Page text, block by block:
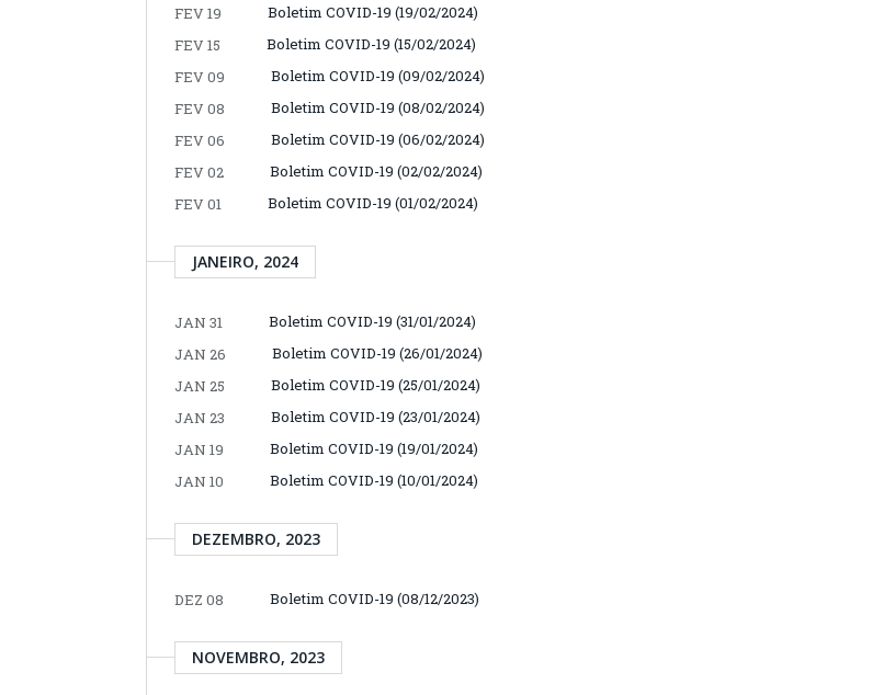
FEV 19
Boletim COVID-19 (19/02/2024)
FEV 15
Boletim COVID-19 (15/02/2024)
FEV 09
Boletim COVID-19 (09/02/2024)
FEV 08
Boletim COVID-19 (08/02/2024)
FEV 06
Boletim COVID-19 (06/02/2024)
FEV 02
Boletim COVID-19 (02/02/2024)
FEV 01
Boletim COVID-19 (01/02/2024)
JANEIRO, 2024
JAN 31
Boletim COVID-19 (31/01/2024)
JAN 26
Boletim COVID-19 (26/01/2024)
JAN 25
Boletim COVID-19 (25/01/2024)
JAN 23
Boletim COVID-19 (23/01/2024)
JAN 19
Boletim COVID-19 (19/01/2024)
JAN 10
Boletim COVID-19 (10/01/2024)
DEZEMBRO, 2023
DEZ 08 Boletim COVID-19 (08/12/2023)
NOVEMBRO, 2023